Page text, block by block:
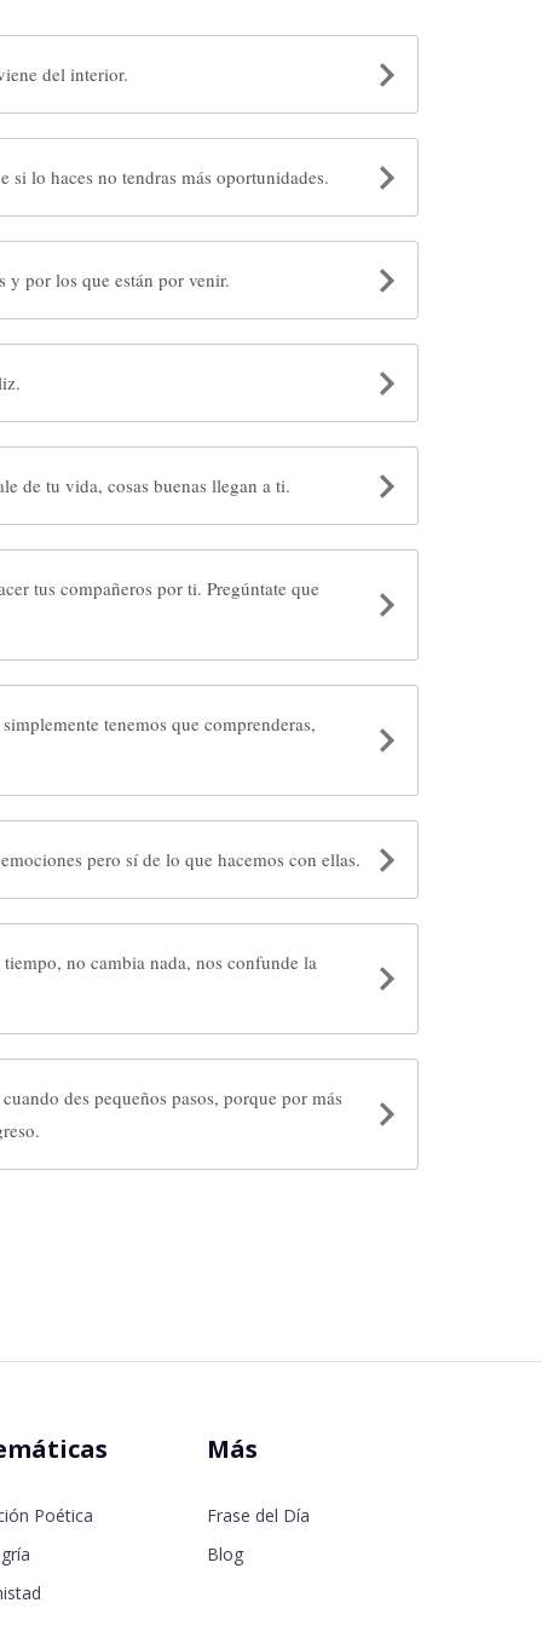
del interior.
si lo haces no tendras más oportunidades.
y por los que están por venir.
feliz.
de tu vida, cosas buenas llegan a ti.
por ti. Pregúntate que
tenemos que comprenderas,
No somos responsables de las emociones pero sí de lo que hacemos con ellas.
no cambia nada, nos confunde la
des pequeños pasos, porque por más
Poética
Más
Frase del Día
Blog